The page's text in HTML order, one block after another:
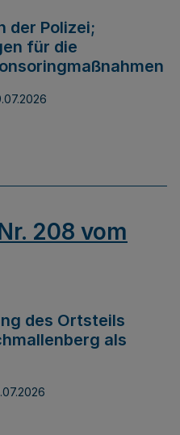
der Polizei;
für die
208 vom
des Ortsteils
als